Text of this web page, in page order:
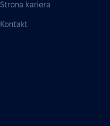
Strona kariera
Kontakt